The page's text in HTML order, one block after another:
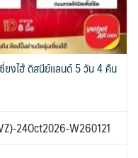
งไฮ้ ดิสนีย์แลนด์ 5 วัน 4 คืน
24Oct2026-W260121